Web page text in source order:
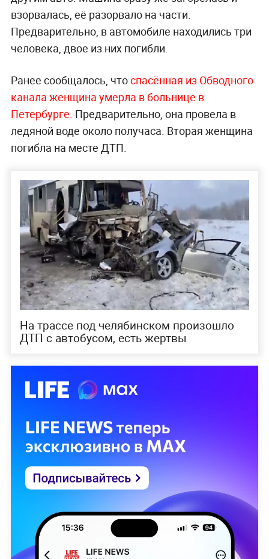
взорвалась, её разорвало на части.
Предварительно, в автомобиле находились три
человека, двое из них погибли.
Ранее сообщалось, чтоспасённая из Обводного
канала женщина умерла в больнице в
Петербурге. Предварительно, она провела в
ледяной воде около получаса. Вторая женщина
погибла на месте ДТП.
На трассе под челябинском произошло
ДТП с автобусом, есть жертвы